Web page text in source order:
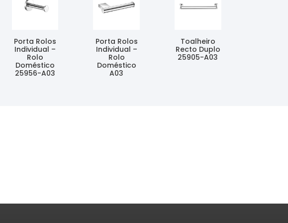
Porta Rolos
Individual –
Rolo
Doméstico
25956-A03
Porta Rolos
Individual –
Rolo
Doméstico
A03
Toalheiro
Recto Duplo
25905-A03